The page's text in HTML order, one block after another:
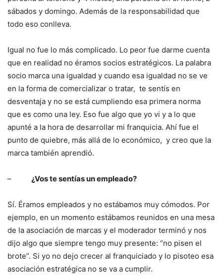
sábados y domingo. Además de la responsabilidad que
todo eso conlleva.
Igual no fue lo más complicado. Lo peor fue darme cuenta
que en realidad no éramos socios estratégicos. La palabra
socio marca una igualdad y cuando esa igualdad no se ve
en la forma de comercializar o tratar, te sentís en
desventaja y no se está cumpliendo esa primera norma
que es como una ley. Eso fue algo que yo vi y a lo que
apunté a la hora de desarrollar mi franquicia. Ahí fue el
punto de quiebre, más allá de lo económico, y creo que la
marca también aprendió.
– ¿Vos te sentías un empleado?
Sí. Éramos empleados y no estábamos muy cómodos. Por
ejemplo, en un momento estábamos reunidos en una mesa
de la asociación de marcas y el moderador terminó y nos
dijo algo que siempre tengo muy presente: “no pisen el
brote”. Si yo no dejo crecer al franquiciado y lo pisoteo esa
asociación estratégica no se va a cumplir.